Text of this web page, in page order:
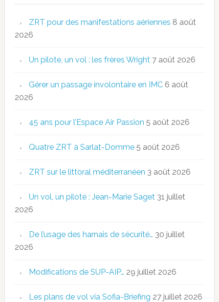
ZRT pour des manifestations aériennes 8 août
2026
Un pilote, un vol : les frères Wright 7 août 2026
Gérer un passage involontaire en IMC 6 août
2026
45 ans pour l’Espace Air Passion 5 août 2026
Quatre ZRT à Sarlat-Domme 5 août 2026
ZRT sur le littoral méditerranéen 3 août 2026
Un vol, un pilote : Jean-Marie Saget 31 juillet
2026
De l’usage des harnais de sécurité… 30 juillet
2026
Modifications de SUP-AIP… 29 juillet 2026
Les plans de vol via Sofia-Briefing 27 juillet 2026